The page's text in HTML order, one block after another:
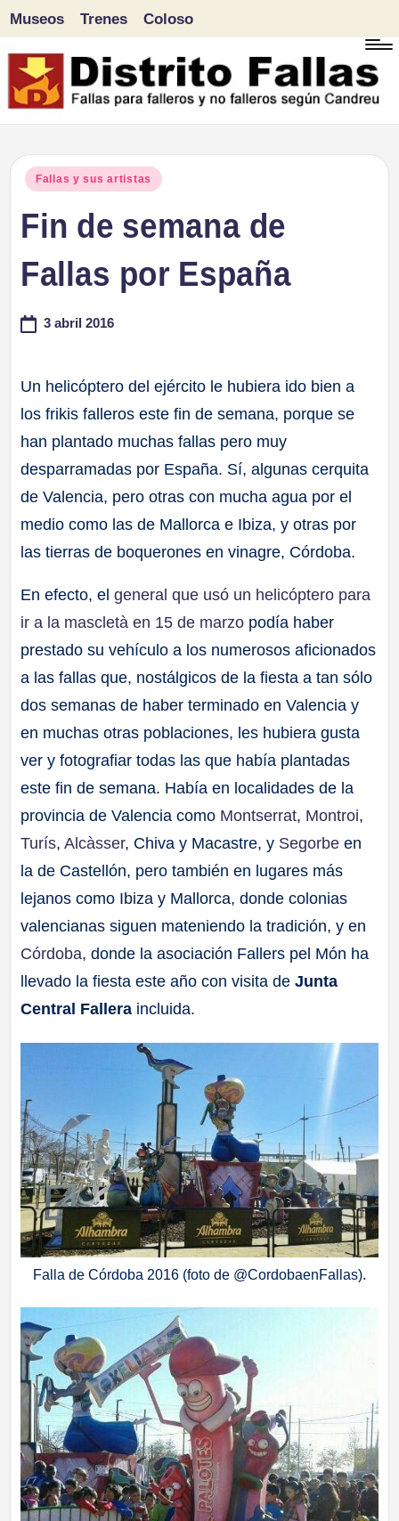
Saltar
al
Museos Trenes Coloso
Publicado
Fallas y sus artistas
Fin de semana de
Fallas por España
3 abril 2016
Un helicóptero del ejército le hubiera ido bien a
los frikis falleros este fin de semana, porque se
han plantado muchas fallas pero muy
desparramadas por España. Sí, algunas cerquita
de Valencia, pero otras con mucha agua por el
medio como las de Mallorca e Ibiza, y otras por
las tierras de boquerones en vinagre, Córdoba.
En efecto, elgeneral que usó un helicóptero para
ir a la mascletà en 15 de marzo podía haber
prestado su vehículo a los numerosos aficionados
a las fallas que, nostálgicos de la fiesta a tan sólo
dos semanas de haber terminado en Valencia y
en muchas otras poblaciones, les hubiera gusta
ver y fotografiar todas las que había plantadas
este fin de semana. Había en localidades de la
provincia de Valencia como Montserrat, Montroi,
Turís,Alcàsser, Chiva y Macastre, y Segorbe en
la de Castellón, pero también en lugares más
lejanos como Ibiza y Mallorca, donde colonias
valencianas siguen mateniendo la tradición, y en
Córdoba, donde la asociación Fallers pel Món ha
llevado la fiesta este año con visita deJunta
Central Fallera incluida.
Falla de Córdoba 2016 (foto de @CordobaenFallas).